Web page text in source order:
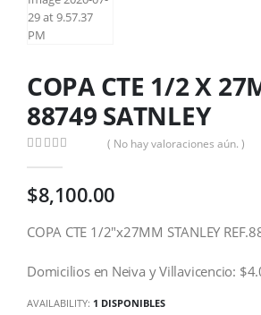
COPA CTE 1/2 X
88749 SATNLEY
( No hay valoraciones aún. )
$8,100.00
COPA CTE 1/2″x27MM STANLEY
Domicilios en Neiva y Villavicencio:
AVAILABILITY: 1 DISPONIBLES